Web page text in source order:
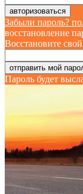
Забыли пароль?
восстановление
Восстановите
Пароль будет